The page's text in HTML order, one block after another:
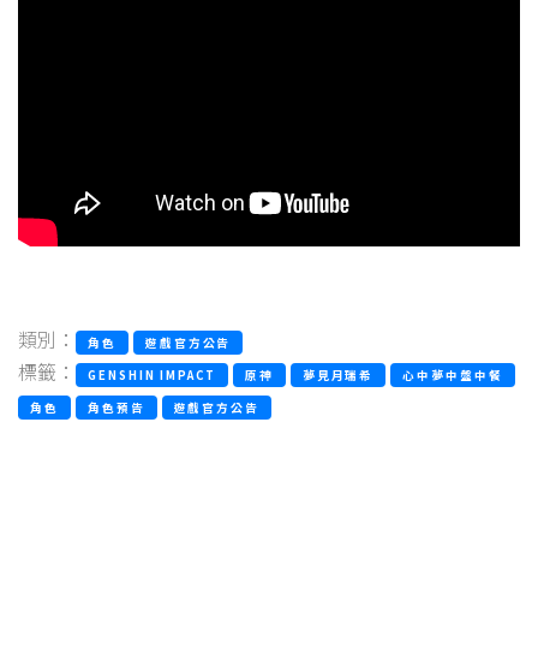
類別： 角色 遊戲官方公告
標籤： GENSHIN IMPACT 原神 夢見月瑞希
心中夢中盤中餐
角色
角色預告 遊戲官方公告